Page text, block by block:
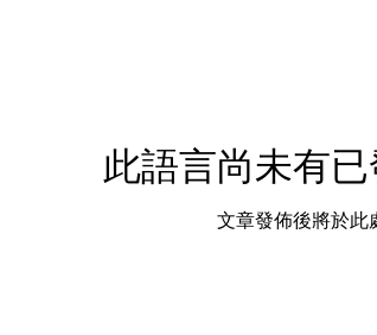
此語言尚未有
文章發佈後將於此